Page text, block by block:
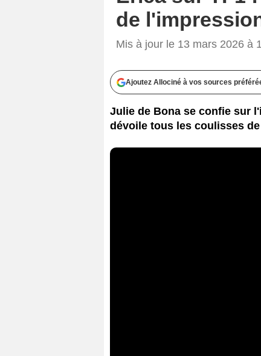
de
Mis à jour le 13 mars 2026 à
Ajoutez Allociné à vos sources
Julie de Bona se confie sur
dévoile tous les coulisses